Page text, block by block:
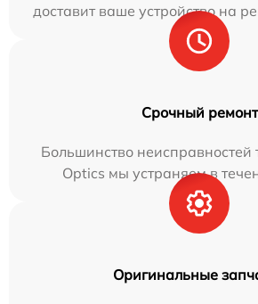
доставит ваше устройство на
Срочный ремонт
Большинство неисправностей
Optics мы устраняем в
Оригинальные